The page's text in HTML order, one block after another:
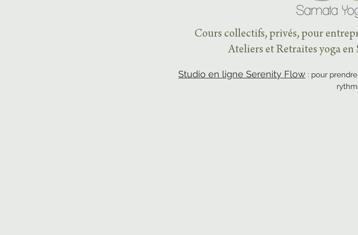
Cours collectifs, privés, pour
Ateliers et Retraites yoga en
Studio en ligne Serenity Flow : pour